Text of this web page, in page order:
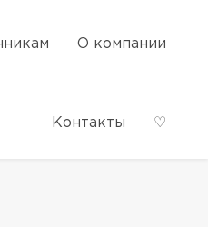
О компании
Контакты ♡